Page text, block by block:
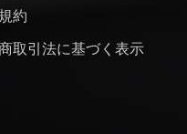
約
取引法に基づく表示